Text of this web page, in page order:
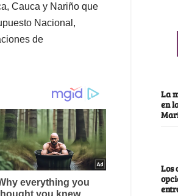
Cauca y Nariño que
Nacional,
de
La
en
Los